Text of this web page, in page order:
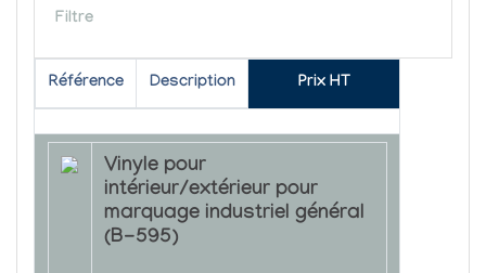
Filtre
Référence Description Prix HT
Vinyle pour
intérieur/extérieur pour
marquage industriel général
(B-595)